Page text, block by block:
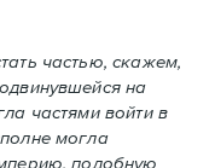
частью, скажем,
на
частями войти в
могла
подобную